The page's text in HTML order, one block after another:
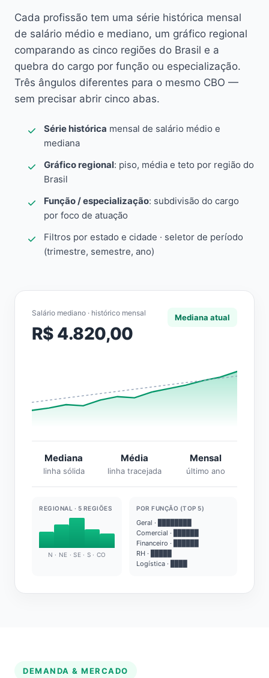
Cada profissão tem uma série histórica mensal
de salário médio e mediano, um gráfico regional
comparando as cinco regiões do Brasil e a
quebra do cargo por função ou especialização.
Três ângulos diferentes para o mesmo CBO —
sem precisar abrir cinco abas.
Série histórica mensal de salário médio e
mediana
Gráfico regional: piso, média e teto por região do
Brasil
Função / especialização: subdivisão do cargo
por foco de atuação
Filtros por estado e cidade · seletor de período
(trimestre, semestre, ano)
Salário mediano · histórico mensal
R$ 4.820,00
Mediana atual
Mediana
linha sólida
Média
linha tracejada
Mensal
último ano
REGIONAL · 5 REGIÕES
N · NE · SE · S · CO
POR FUNÇÃO (TOP 5)
Geral · ████████
Comercial · ██████
Financeiro · ██████
RH · █████
Logística · ████
DEMANDA & MERCADO